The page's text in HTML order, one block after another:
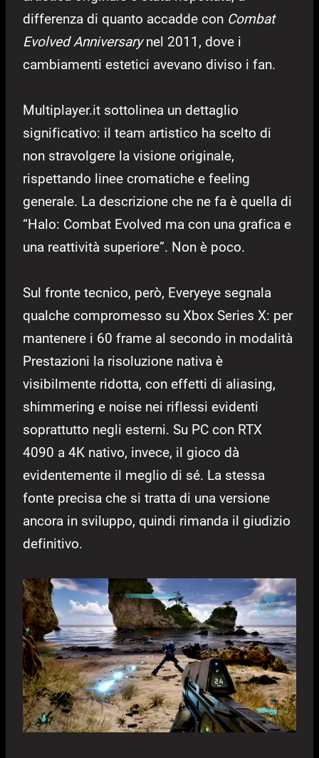
differenza di quanto accadde con Combat
Evolved Anniversarynel 2011, dove i
cambiamenti estetici avevano diviso i fan.
Multiplayer.it sottolinea un dettaglio
significativo: il team artistico ha scelto di
non stravolgere la visione originale,
rispettando linee cromatiche e feeling
generale. La descrizione che ne fa è quella di
“Halo: Combat Evolved ma con una grafica e
una reattività superiore”. Non è poco.
Sul fronte tecnico, però, Everyeye segnala
qualche compromesso su Xbox Series X: per
mantenere i 60 frame al secondo in modalità
Prestazioni la risoluzione nativa è
visibilmente ridotta, con effetti di aliasing,
shimmering e noise nei riflessi evidenti
soprattutto negli esterni. Su PC con RTX
4090 a 4K nativo, invece, il gioco dà
evidentemente il meglio di sé. La stessa
fonte precisa che si tratta di una versione
ancora in sviluppo, quindi rimanda il giudizio
definitivo.